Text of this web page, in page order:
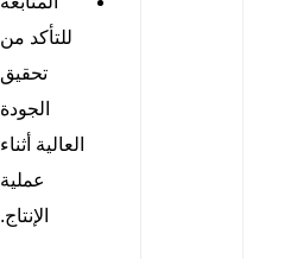
للتأكد من
تحقيق
الجودة
العالية أثناء
عملية
الإنتاج.